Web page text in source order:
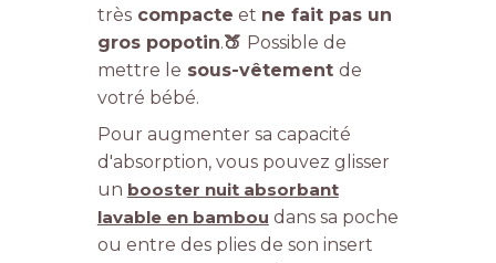
trèscompacte et ne fait pas un
gros popotin.🍑 Possible de
mettre le sous-vêtement de
votré bébé.
Pour augmenter sa capacité
d'absorption, vous pouvez glisser
un booster nuit absorbant
lavable en bambou dans sa poche
ou entre des plies de son insert